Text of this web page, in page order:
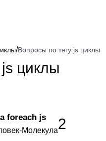
/Вопросы по тегу js циклы
циклы
foreach js
Молекула2